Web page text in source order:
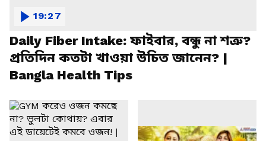
Daily Fiber Intake: ফাইবার, বন্ধু না শত্রু?
প্রতিদিন কতটা খাওয়া উচিত জানেন? |
Bangla Health Tips
19:27